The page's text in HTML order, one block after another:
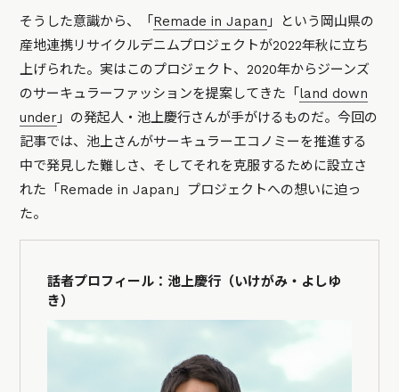
そうした意識から、「 Remade in Japan 」という岡山県の
産地連携リサイクルデニムプロジェクトが2022年秋に立ち
上げられた。実はこのプロジェクト、2020年からジーンズ
のサーキュラーファッションを提案してきた「 land down
under 」の発起人・池上慶行さんが手がけるものだ。今回の
記事では、池上さんがサーキュラーエコノミーを推進する
中で発見した難しさ、そしてそれを克服するために設立さ
れた「Remade in Japan」プロジェクトへの想いに迫っ
た。
話者プロフィール：池上慶行（いけがみ・よしゆ
き）